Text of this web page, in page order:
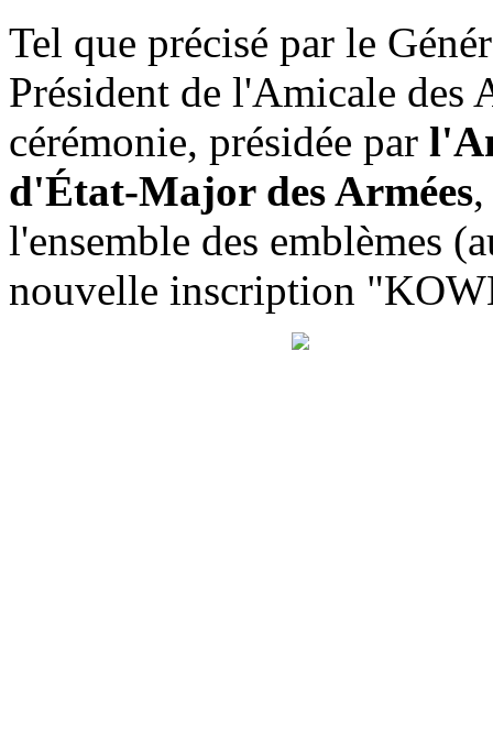
Tel que précisé par le
Président de l'Amicale des
cérémonie, présidée par
d'État-Major des Armées
l'ensemble des emblèmes
nouvelle inscription